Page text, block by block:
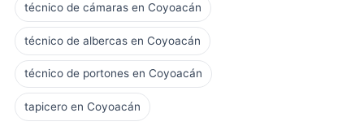
técnico de cámaras en Coyoacán
técnico de albercas en Coyoacán
técnico de portones en Coyoacán
tapicero en Coyoacán